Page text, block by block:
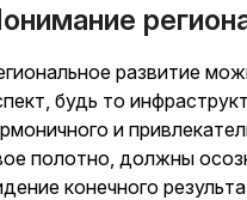
развитие
будь то
и
полотно, должны
конечного